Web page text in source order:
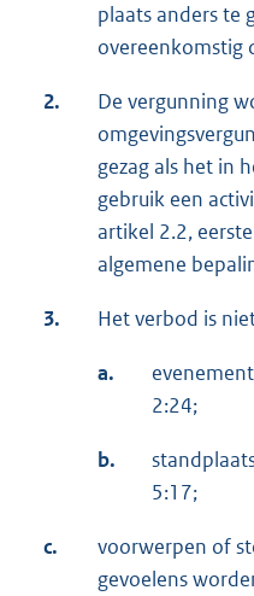
plaats anders te
overeenkomstig
2.
De vergunning
gezag als het in
gebruik een
artikel 2.2,
algemene
3. Het verbod is
a.
2:24;
b.
5:17;
c.
voorwerpen of
gevoelens